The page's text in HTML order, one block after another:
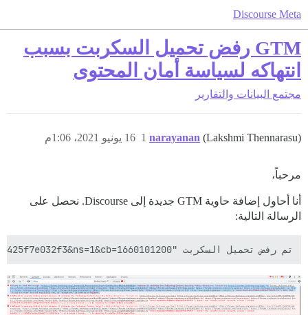
Discourse Meta
GTM رفض تحميل السكربت بسبب
انتهاكه لسياسة أمان المحتوى
مجتمع البيانات والتقارير
narayanan (Lakshmi Thennarasu) 16 يونيو 2021، 1:06م 1
مرحباً،
أنا أحاول إضافة حاوية GTM جديدة إلى Discourse. نحصل على
الرسالة التالية:
تم رفض تحميل السكربت "https://forums.techsoup.org/_Incapsula_Resource?SWJIYLWA=719d34d31c8e3a6e6fffd425f7e032f3&ns=1&cb=1660101200" لأنه ينتهك توجيه سياسة أمان المحتوى التالي: "script-src https://forums.techsoup.org/logs/ https://forums.techsoup.org/sidekiq/ https://forums.techsoup.org/mini-profiler-resources/ https://forums.techsoup.org/assets/ https://forums.techsoup.org/brotli_asset/ https://forums.techsoup.org/extra-locales/ https://forums.techsoup.org/highlight-js/ https://forums.techsoup.org/javascripts/ https://forums.techsoup.org/plugins/ https://forums.techsoup.org/theme-javascripts/ https://forums.techsoup.org/svg-sprite/ https://www.googletagmanager.com/gtm.js 'nonce-0cac1a2cef90863cc692ed7f68c5f4f0'". لاحظ أنه لم يتم تعيين 'script-src-elem' بشكل صريح، لذا تم استخدام 'script-src' كبديل